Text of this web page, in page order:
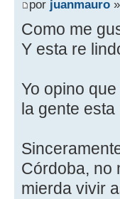
por juanmauro
Como me
Y esta re
Yo opino
la gente
Córdoba, no
mierda vivir